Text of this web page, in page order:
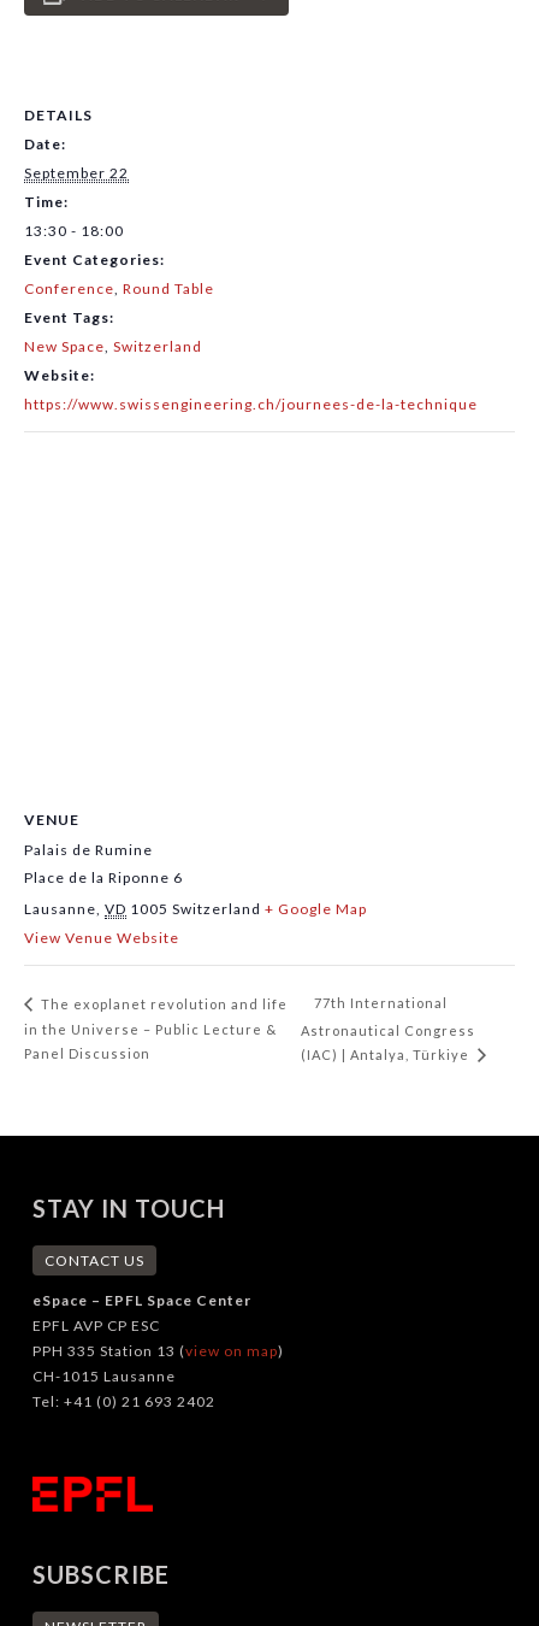
DETAILS
Date:
September 22
Time:
13:30 - 18:00
Event Categories:
Conference, Round Table
Event Tags:
New Space, Switzerland
Website:
https://www.swissengineering.ch/journees-de-la-technique
VENUE
Palais de Rumine
Place de la Riponne 6
Lausanne, VD 1005 Switzerland + Google Map
View Venue Website
The exoplanet revolution and life
in the Universe – Public Lecture &
Panel Discussion
77th International
Astronautical Congress
(IAC) | Antalya, Türkiye
STAY IN TOUCH
CONTACT US
eSpace – EPFL Space Center
EPFL AVP CP ESC
PPH 335 Station 13 (view on map)
CH-1015 Lausanne
Tel: +41 (0) 21 693 2402
SUBSCRIBE